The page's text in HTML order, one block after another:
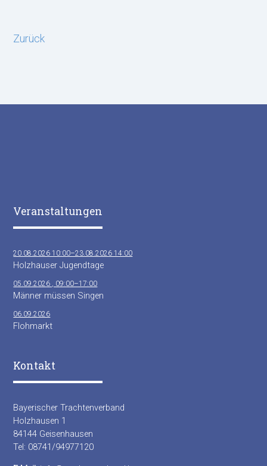
Zurück
Veranstaltungen
20.08.2026 10:00–23.08.2026 14:00
Holzhauser Jugendtage
05.09.2026 , 09:00–17:00
Männer müssen Singen
06.09.2026
Flohmarkt
Kontakt
Bayerischer Trachtenverband
Holzhausen 1
84144 Geisenhausen
Tel: 08741/94977120